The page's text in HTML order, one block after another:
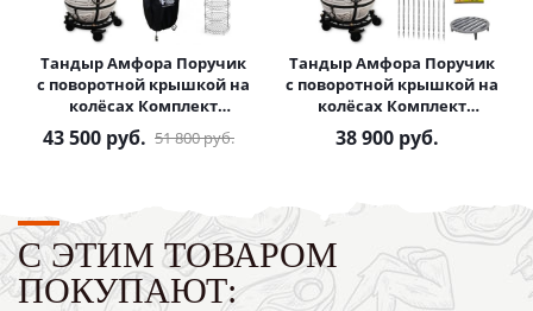
Тандыр Амфора Поручик
с поворотной крышкой на
колёсах Комплект
Практичный
43 500 руб. 51 800руб.
Тандыр Амфора Поручик
с поворотной крышкой на
колёсах Комплект
Базовый
38 900 руб.
С ЭТИМ ТОВАРОМ
ПОКУПАЮТ: